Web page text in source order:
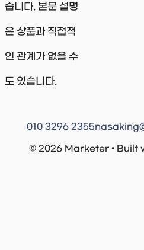
습니다. 본문 설명
은 상품과 직접적
인 관계가 없을 수
도 있습니다.
© 2026 Marketer • Built
010 3296 2355